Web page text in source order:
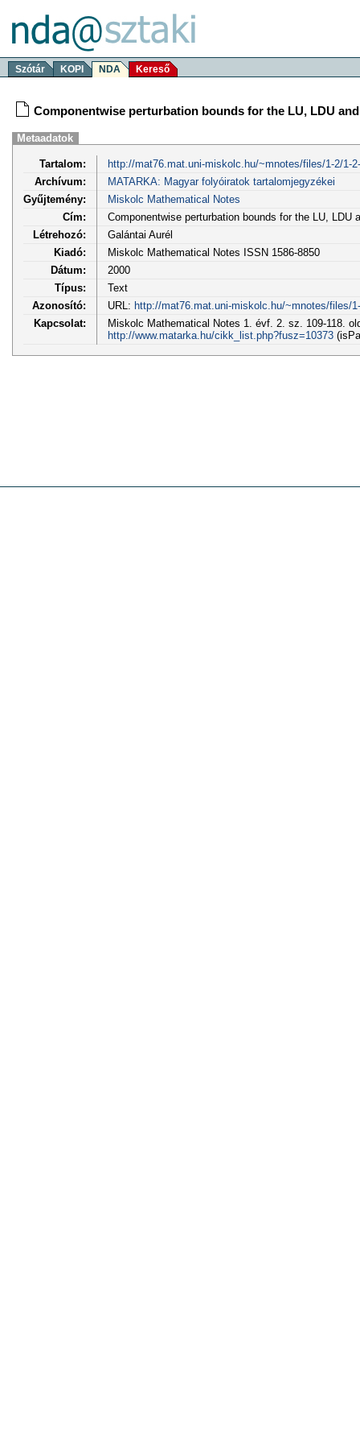
Szótár KOPI NDA Kereső
Componentwise perturbation bounds for the LU, LDU
Metaadatok
Tartalom:
http://mat76.mat.uni-miskolc.hu/~mnotes/files/1-2/1-
Archívum:
MATARKA: Magyar folyóiratok tartalomjegyzékei
Gyűjtemény:
Miskolc Mathematical Notes
Cím:
Componentwise perturbation bounds for the LU, LDU
Létrehozó:
Galántai Aurél
Kiadó:
Miskolc Mathematical Notes ISSN 1586-8850
Dátum:
2000
Típus:
Text
Azonosító:
URL: http://mat76.mat.uni-miskolc.hu/~mnotes/files/
Kapcsolat:
Miskolc Mathematical Notes 1. évf. 2. sz. 109-118.
http://www.matarka.hu/cikk_list.php?fusz=10373